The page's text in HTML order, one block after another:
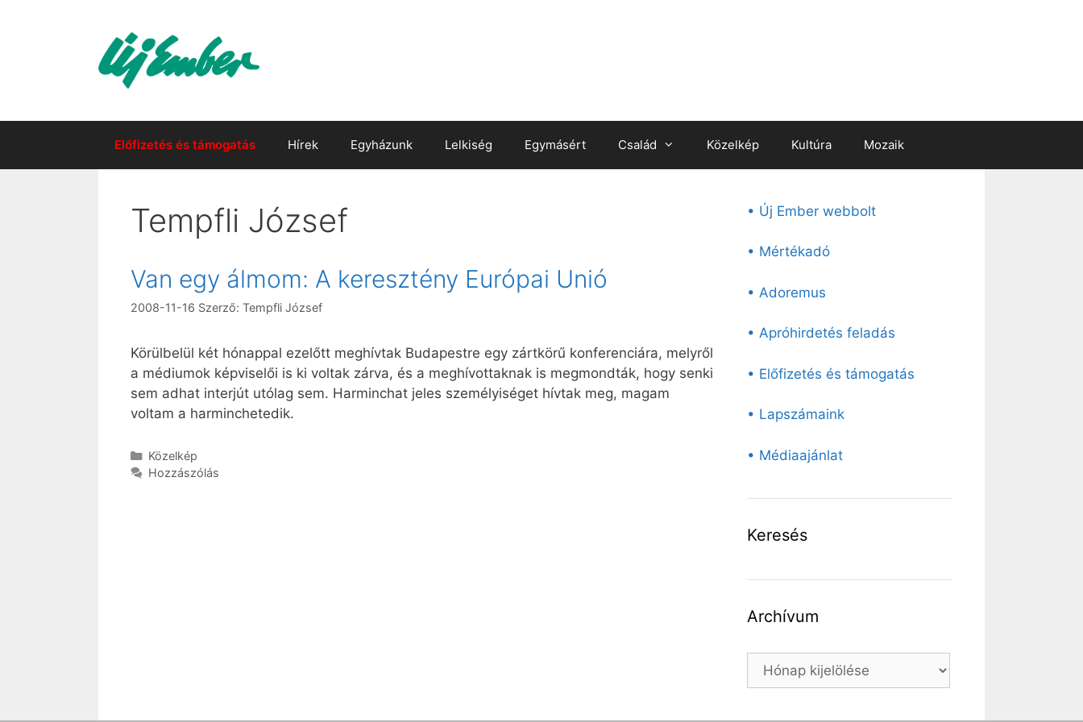
Előfizetés és támogatás Hírek Egyházunk Lelkiség Egymásért Család Közelkép Kultúra Mozaik
Tempfli József
Van egy álmom: A keresztény Európai Unió
2008-11-16 Szerző: Tempfli József
Körülbelül két hónappal ezelőtt meghívtak Budapestre egy zártkörű konferenciára, melyről
a médiumok képviselői is ki voltak zárva, és a meghívottaknak is megmondták, hogy senki
sem adhat interjút utólag sem. Harminchat jeles személyiséget hívtak meg, magam
voltam a harminchetedik.
Kategória
Közelkép
Hozzászólás
• Új Ember webbolt
• Mértékadó
• Adoremus
• Apróhirdetés feladás
• Előfizetés és támogatás
• Lapszámaink
• Médiaajánlat
Keresés
Archívum
Archívum